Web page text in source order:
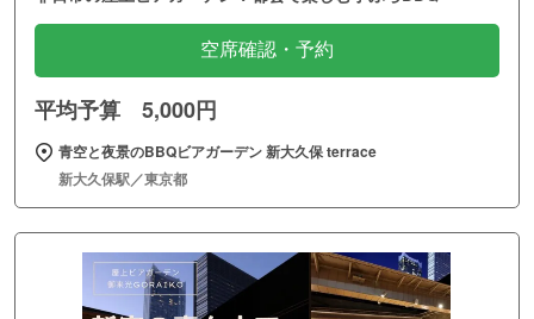
空席確認・予約
平均予算 5,000円
青空と夜景のBBQビアガーデン 新大久保 terrace
新大久保駅／東京都